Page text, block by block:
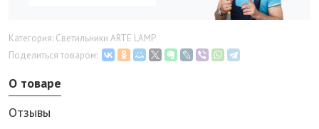
Категория: Светильники ARTE LAMP
Поделиться товаром:
О товаре
Отзывы